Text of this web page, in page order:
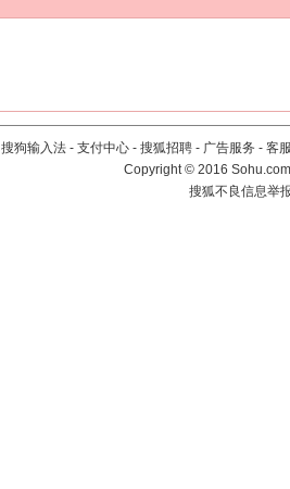
搜狗输入法 - 支付中心 - 搜狐招聘 - 广告服务 - 客
Copyright©2016
搜狐不良信息举